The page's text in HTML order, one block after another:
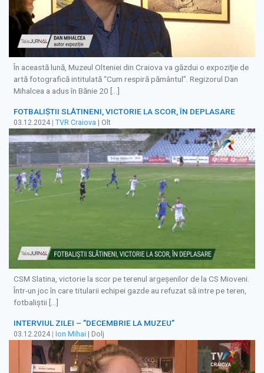
În această lună, Muzeul Olteniei din Craiova va găzdui o expoziţie de
artă fotografică intitulată “Cum respiră pământul”. Regizorul Dan
Mihalcea a adus în Bănie 20 […]
FOTBALIȘTII SLĂTINENI, VICTORIE LA SCOR, ÎN DEPLASARE
03.12.2024 | TVR Craiova | Olt
CSM Slatina, victorie la scor pe terenul argeșenilor de la CS Mioveni.
Într-un joc în care titularii echipei gazde au refuzat să intre pe teren,
fotbaliștii […]
INTERVIUL ZILEI – ”DECEMBRIE LA MUZEU”
03.12.2024 Ion Mihai | Dolj